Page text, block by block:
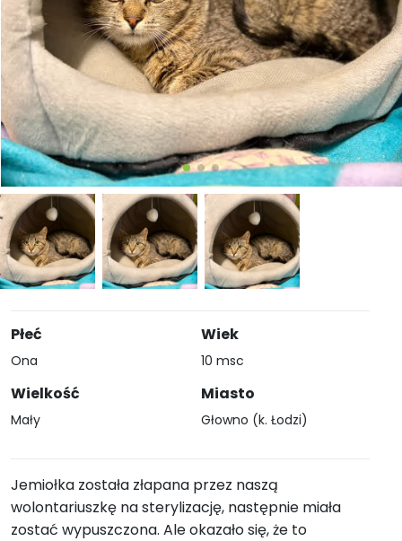
Płeć
Ona
Wielkość
Mały
Wiek
10 msc
Miasto
Głowno (k. Łodzi)
Jemiołka została złapana przez naszą
wolontariuszkę na sterylizację, następnie miała
zostać wypuszczona. Ale okazało się, że to